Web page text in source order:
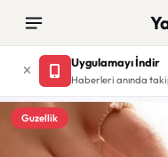
Uygulamayı İndir
Haberleri anında
Guzellik